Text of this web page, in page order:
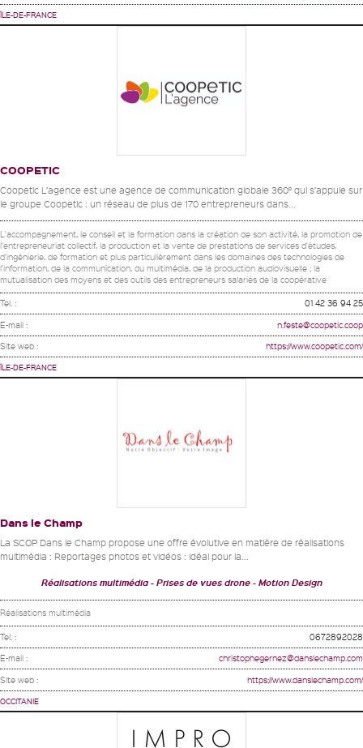
ÎLE-DE-FRANCE
COOPETIC
Coopetic L’agence est une agence de communication globale 360° qui s’appuie sur
le groupe Coopetic : un réseau de plus de 170 entrepreneurs dans...
L'accompagnement, le conseil et la formation dans la création de son activité, la promotion de
l'entrepreneuriat collectif, la production et la vente de prestations de services d'études,
d'ingénierie, de formation et plus particulièrement dans les domaines des technologies de
l'information, de la communication, du multimédia, de la production audiovisuelle ; la
mutualisation des moyens et des outils des entrepreneurs salariés de la coopérative
Tel. : 01 42 36 94 25
E-mail : n.feste@coopetic.coop
Site web : https://www.coopetic.com/
ÎLE-DE-FRANCE
Dans le Champ
La SCOP Dans le Champ propose une offre évolutive en matière de réalisations
multimédia : Reportages photos et vidéos : idéal pour la...
Réalisations multimédia Prises de vues drone Motion Design
Réalisations multimédia
Tel. : 0672892028
E-mail : christophegernez@danslechamp.com
Site web : https://www.danslechamp.com/
OCCITANIE